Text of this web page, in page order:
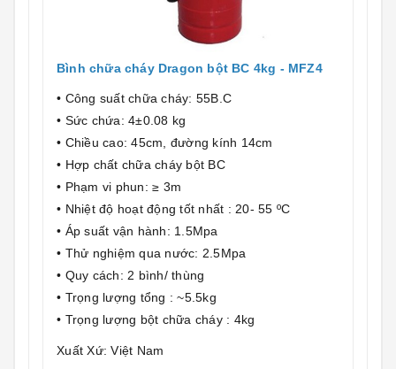
Bình chữa cháy Dragon bột BC 4kg - MFZ4
• Công suất chữa cháy: 55B.C
• Sức chứa: 4±0.08 kg
• Chiều cao: 45cm, đường kính 14cm
• Hợp chất chữa cháy bột BC
• Phạm vi phun: ≥ 3m
• Nhiệt độ hoạt động tốt nhất : 20- 55 ºC
• Áp suất vận hành: 1.5Mpa
• Thử nghiệm qua nước: 2.5Mpa
• Quy cách: 2 bình/ thùng
• Trọng lượng tổng : ~5.5kg
• Trọng lượng bột chữa cháy : 4kg
Xuất Xứ: Việt Nam